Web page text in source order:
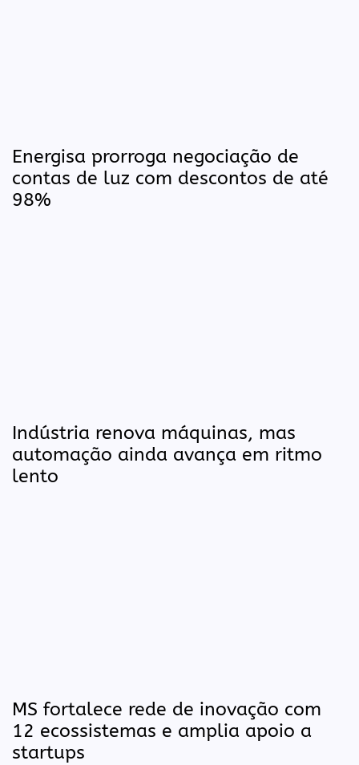
Energisa prorroga negociação de
contas de luz com descontos de até
98%
Indústria renova máquinas, mas
automação ainda avança em ritmo
lento
MS fortalece rede de inovação com
12 ecossistemas e amplia apoio a
startups